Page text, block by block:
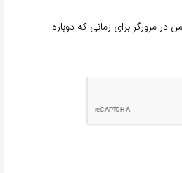
در مرورگر برای زمانی که دوباره